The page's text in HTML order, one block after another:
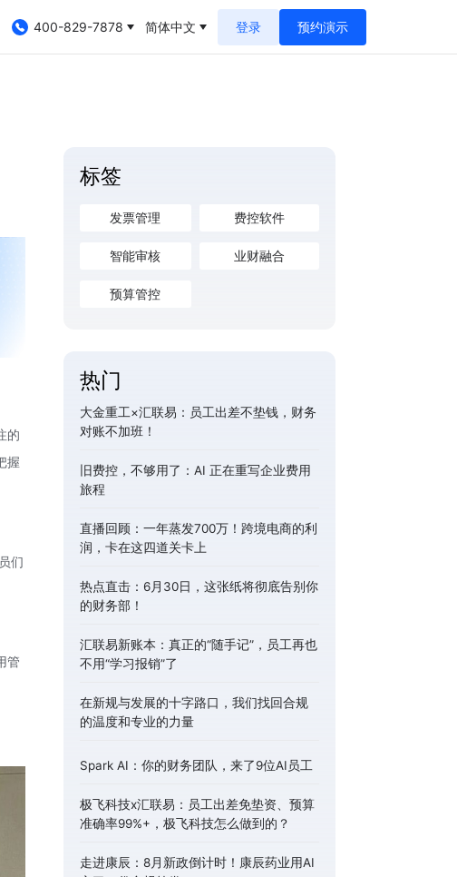
400-829-7878 简体中文 登录 预约演示
的
握
们
管
标签
发票管理 费控软件
智能审核 业财融合
预算管控
热门
大金重工×汇联易：员工出差不垫钱，财务
对账不加班！
旧费控，不够用了：AI 正在重写企业费用
旅程
直播回顾：一年蒸发700万！跨境电商的利
润，卡在这四道关卡上
热点直击：6月30日，这张纸将彻底告别你
的财务部！
汇联易新账本：真正的“随手记”，员工再也
不用“学习报销”了
在新规与发展的十字路口，我们找回合规
的温度和专业的力量
Spark AI：你的财务团队，来了9位AI员工
极飞科技x汇联易：员工出差免垫资、预算
准确率99%+，极飞科技怎么做到的？
走进康辰：8月新政倒计时！康辰药业用AI